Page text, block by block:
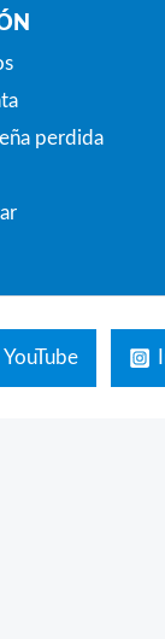
perdida
YouTube